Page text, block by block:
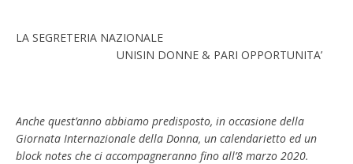
LA SEGRETERIA NAZIONALE
UNISIN DONNE & PARI OPPORTUNITA’
Anche quest’anno abbiamo predisposto, in occasione della
Giornata Internazionale della Donna, un calendarietto ed un
block notes che ci accompagneranno fino all’8 marzo 2020.